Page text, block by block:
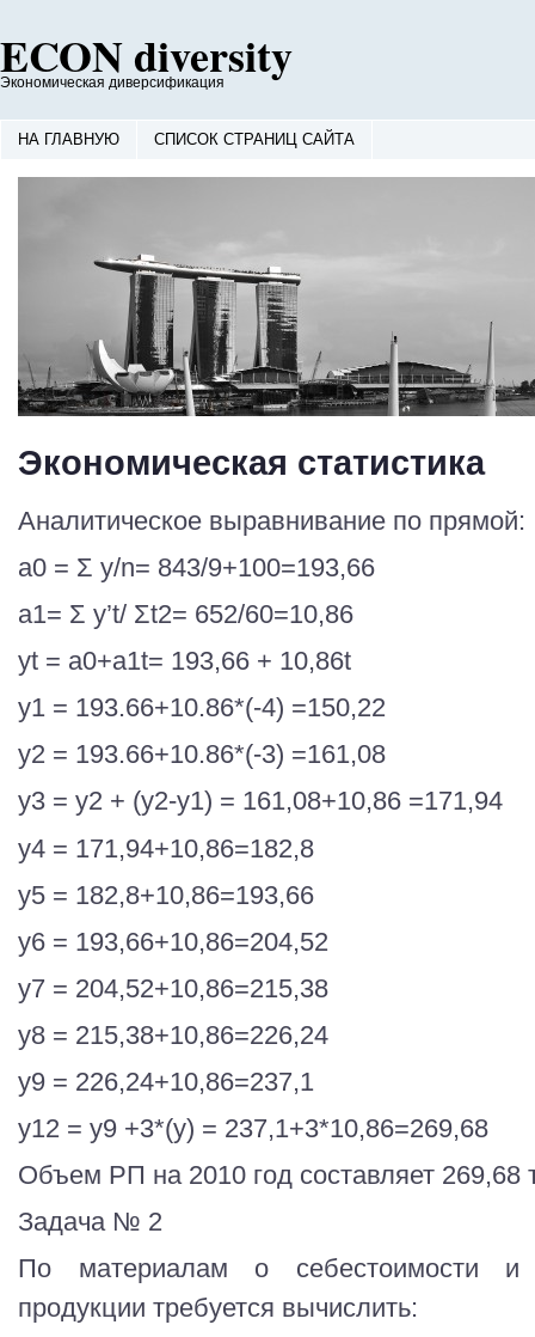
ECON diversity
Экономическая диверсификация
НА ГЛАВНУЮ СПИСОК СТРАНИЦ САЙТА
Экономическая статистика
Аналитическое выравнивание по прямой:
а0 = Ʃ y/n= 843/9+100=193,66
a1= Ʃ y’t/ Ʃt2= 652/60=10,86
yt = a0+a1t= 193,66 + 10,86t
y1 = 193.66+10.86*(-4) =150,22
y2 = 193.66+10.86*(-3) =161,08
y3 = y2 + (y2-y1) = 161,08+10,86 =171,94
y4 = 171,94+10,86=182,8
y5 = 182,8+10,86=193,66
y6 = 193,66+10,86=204,52
y7 = 204,52+10,86=215,38
y8 = 215,38+10,86=226,24
y9 = 226,24+10,86=237,1
y12 = у9 +3*(у) = 237,1+3*10,86=269,68
Объем РП на 2010 год составляет 269,68
Задача № 2
По материалам о себестоимости и
продукции требуется вычислить: